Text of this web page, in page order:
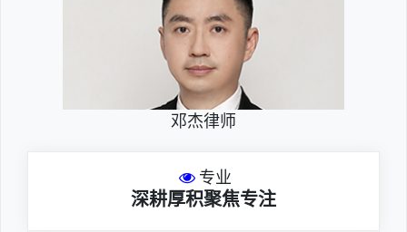
邓杰律师
专业
深耕厚积聚焦专注